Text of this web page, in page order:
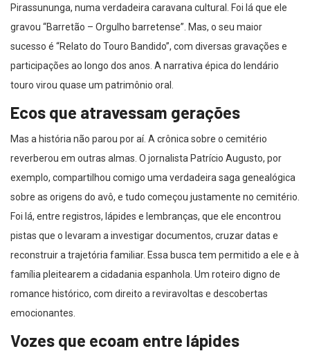
Pirassununga, numa verdadeira caravana cultural. Foi lá que ele
gravou “Barretão – Orgulho barretense”. Mas, o seu maior
sucesso é “Relato do Touro Bandido”, com diversas gravações e
participações ao longo dos anos. A narrativa épica do lendário
touro virou quase um patrimônio oral.
Ecos que atravessam gerações
Mas a história não parou por aí. A crônica sobre o cemitério
reverberou em outras almas. O jornalista Patrício Augusto, por
exemplo, compartilhou comigo uma verdadeira saga genealógica
sobre as origens do avô, e tudo começou justamente no cemitério.
Foi lá, entre registros, lápides e lembranças, que ele encontrou
pistas que o levaram a investigar documentos, cruzar datas e
reconstruir a trajetória familiar. Essa busca tem permitido a ele e à
família pleitearem a cidadania espanhola. Um roteiro digno de
romance histórico, com direito a reviravoltas e descobertas
emocionantes.
Vozes que ecoam entre lápides